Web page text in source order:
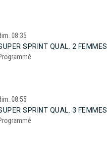
08:35
SPRINT QUAL. 2 FEMMES
08:55
SPRINT QUAL. 3 FEMMES